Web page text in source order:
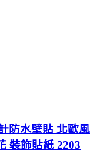
防水壁貼 北歐風
裝飾貼紙 2203